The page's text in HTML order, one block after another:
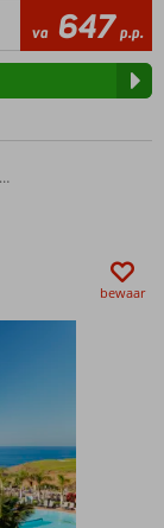
va 647 p.p.
bewaar